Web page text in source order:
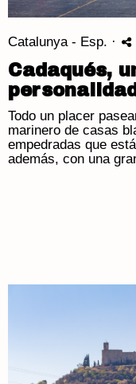
Catalunya - Esp. ·
Cadaqués,
personalidad
Todo un placer
marinero de casas
empedradas que
además, con una